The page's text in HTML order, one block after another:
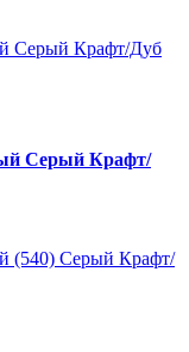
Серый Крафт/